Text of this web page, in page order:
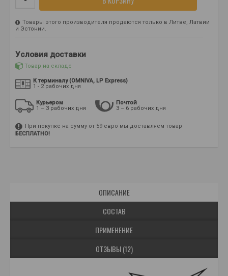
Товары этого производителя продаются только в Литве, Латвии
и Эстонии.
Условия доставки
Товар на складе
К терминалу (OMNIVA, LP Express)
1 - 2 рабочих дня
Курьером
1 – 3 рабочих дня
Почтой
3 – 6 рабочих дня
При покупке на сумму от 59 евро мы доставляем товар
БЕСПЛАТНО!
ОПИСАНИЕ
СОСТАВ
ПРИМЕНЕНИЕ
ОТЗЫВЫ (12)